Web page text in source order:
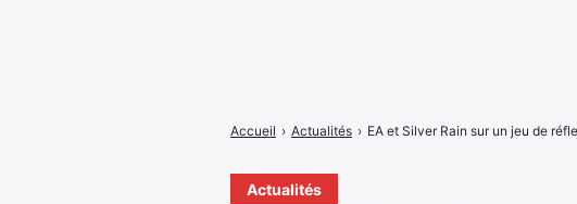
Actualités
Accueil › Actualités › EA et Silver Rain sur un jeu de